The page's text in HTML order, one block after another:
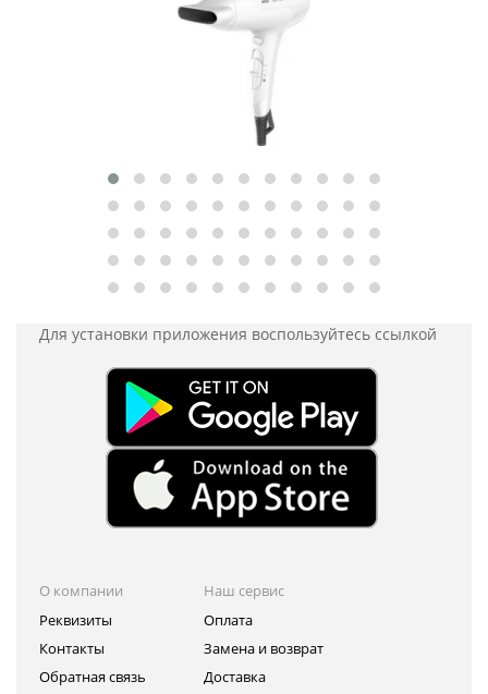
Для установки приложения воспользуйтесь ссылкой
О компании
Реквизиты
Контакты
Обратная связь
Наш сервис
Оплата
Замена и возврат
Доставка